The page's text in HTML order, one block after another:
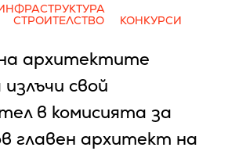
СТРОИТЕЛСТВО КОНКУРСИ
архитектите
свой
в комисията за
главен архитект на